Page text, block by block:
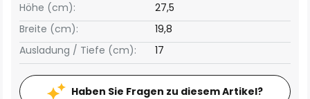
Breite (cm): 19,8
Höhe (cm): 27,5
Ausladung / Tiefe (cm): 17
Haben Sie Fragen zu diesem Artikel?